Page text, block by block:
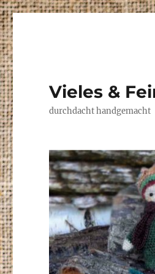
Vieles &
durchdacht handgemacht